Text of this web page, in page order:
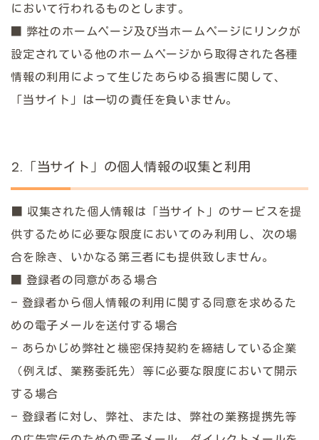
において行われるものとします。
■ 弊社のホームページ及び当ホームページにリンクが
設定されている他のホームページから取得された各種
情報の利用によって生じたあらゆる損害に関して、
「当サイト」は一切の責任を負いません。
2.「当サイト」の個人情報の収集と利用
■ 収集された個人情報は「当サイト」のサービスを提
供するために必要な限度においてのみ利用し、次の場
合を除き、いかなる第三者にも提供致しません。
■ 登録者の同意がある場合
– 登録者から個人情報の利用に関する同意を求めるた
めの電子メールを送付する場合
– あらかじめ弊社と機密保持契約を締結している企業
（例えば、業務委託先）等に必要な限度において開示
する場合
– 登録者に対し、弊社、または、弊社の業務提携先等